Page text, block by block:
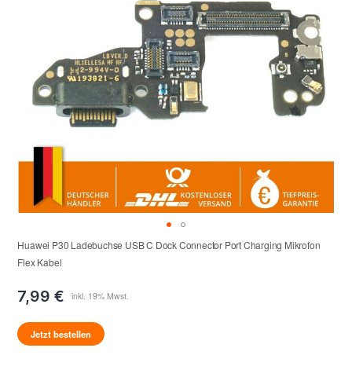
Huawei P30 Ladebuchse USB C Dock Connector Port Charging Mikrofon
Flex Kabel
7,99 €
Jetzt bestellen